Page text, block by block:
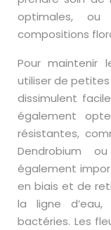
optimales,
compositions
Pour maintenir
utiliser de petites
dissimulent
également
résistantes,
Dendrobium
également
en biais et de
la ligne
bactéries. Les